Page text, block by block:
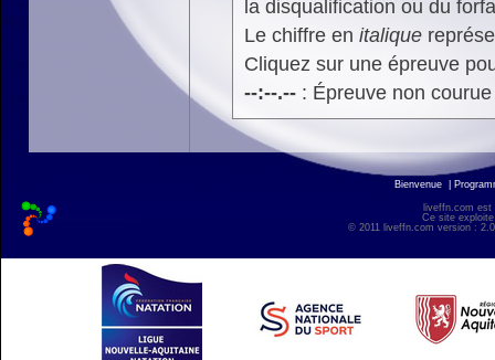
la disqualification ou du
Le chiffre en italique
Cliquez sur une épreuve
--:--.--: Épreuve non
Bienvenue
liveffn.com est
Ce site
© 2011 liveffn.com version :